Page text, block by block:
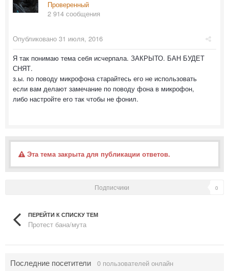
Проверенный
2 914 сообщения
Опубликовано 31 июля, 2016
Я так понимаю тема себя исчерпала. ЗАКРЫТО. БАН БУДЕТ
СНЯТ.
з.ы. по поводу микрофона старайтесь его не использовать
если вам делают замечание по поводу фона в микрофон,
либо настройте его так чтобы не фонил.
Эта тема закрыта для публикации ответов.
Подписчики 0
ПЕРЕЙТИ К СПИСКУ ТЕМ
Протест бана/мута
Последние посетители 0 пользователей онлайн